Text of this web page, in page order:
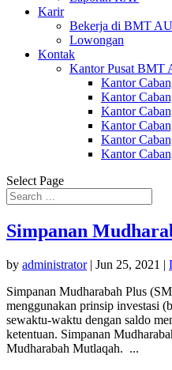
Karir
Bekerja di BMT
Lowongan
Kontak
Kantor Pusat BMT
Kantor
Kantor
Kantor
Kantor
Kantor
Kantor
Select Page
Simpanan
by administrator| Jun 25, 2021 |
Simpanan Mudharabah Plus
menggunakan prinsip investasi
sewaktu-waktu dengan saldo
ketentuan. Simpanan
Mudharabah Mutlaqah. ...